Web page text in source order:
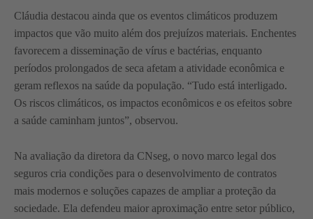
Cláudia destacou ainda que os eventos climáticos produzem
impactos que vão muito além dos prejuízos materiais. Enchentes
favorecem a disseminação de vírus e bactérias, enquanto
períodos prolongados de seca afetam a atividade econômica e
geram reflexos na saúde da população. “Tudo está interligado.
Os riscos climáticos, os impactos econômicos e os efeitos sobre
a saúde caminham juntos”, observou.
Na avaliação da diretora da CNseg, o novo marco legal dos
seguros cria condições para o desenvolvimento de contratos
mais modernos e soluções capazes de ampliar a proteção da
sociedade. Ela defendeu maior aproximação entre setor público,